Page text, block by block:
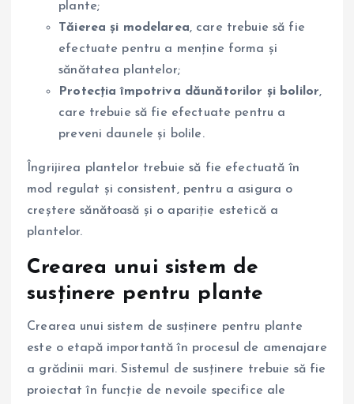
plante;
Tăierea și modelarea, care trebuie să fie
efectuate pentru a menține forma și
sănătatea plantelor;
Protecția împotriva dăunătorilor și bolilor,
care trebuie să fie efectuate pentru a
preveni daunele și bolile.
Îngrijirea plantelor trebuie să fie efectuată în
mod regulat și consistent, pentru a asigura o
creștere sănătoasă și o apariție estetică a
plantelor.
Crearea unui sistem de
susținere pentru plante
Crearea unui sistem de susținere pentru plante
este o etapă importantă în procesul de amenajare
a grădinii mari. Sistemul de susținere trebuie să fie
proiectat în funcție de nevoile specifice ale